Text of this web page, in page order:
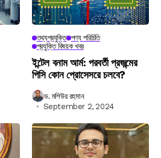
তথ্যপ্রযুক্তি পণ্য পরিচিতি
প্রযুক্তি বিষয়ক খবর
ইন্টেল বনাম আর্ম: পরবর্তী প্রজন্মের
পিসি কোন প্রোসেসরে চলবে?
ড. মশিউর রহমান
September 2, 2024